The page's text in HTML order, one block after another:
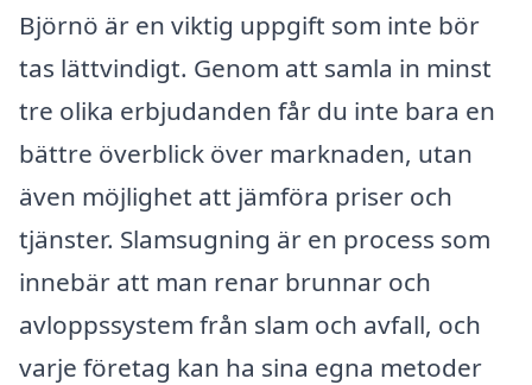
Björnö är en viktig uppgift som inte bör
tas lättvindigt. Genom att samla in minst
tre olika erbjudanden får du inte bara en
bättre överblick över marknaden, utan
även möjlighet att jämföra priser och
tjänster. Slamsugning är en process som
innebär att man renar brunnar och
avloppssystem från slam och avfall, och
varje företag kan ha sina egna metoder